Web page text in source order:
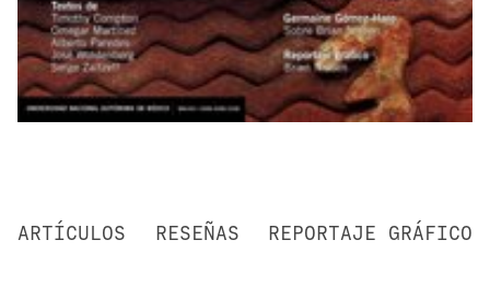
ARTÍCULOS RESEÑAS REPORTAJE GRÁFICO